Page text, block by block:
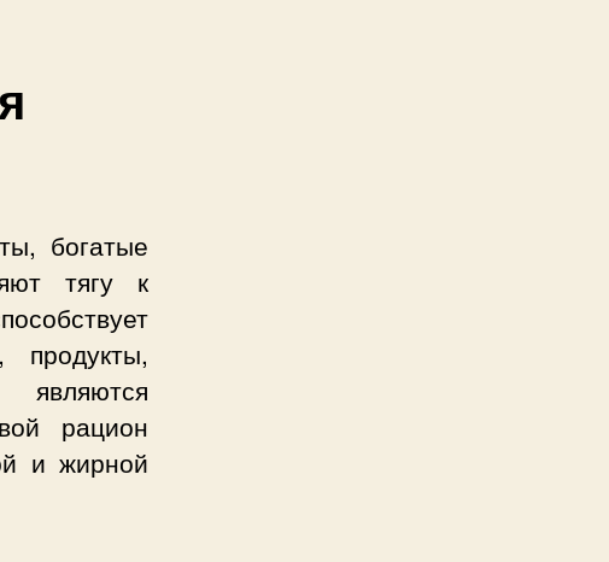
богатые
тягу к
рацион
и жирной